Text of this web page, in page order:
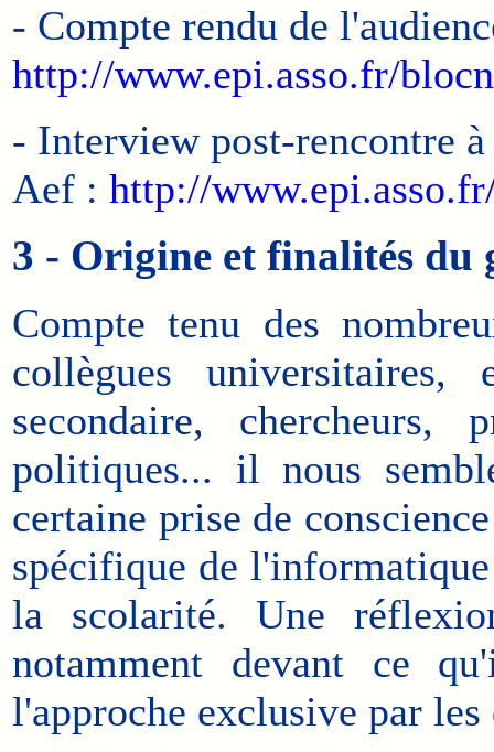
- Compte rendu de
http://www.epi.asso.fr/
- Interview post-rencontre
Aef : http://
3 - Origine et finalités
Compte tenu des
collègues
secondaire, chercheurs,
politiques... il nous
certaine prise de
spécifique de
la scolarité. Une
notamment devant ce
l'approche exclusive par